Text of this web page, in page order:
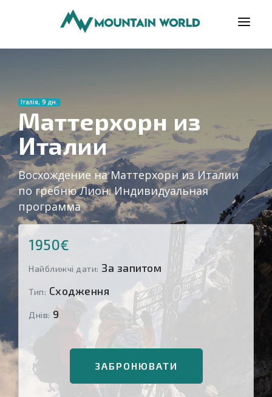
КОРИСНО
ПРО НАС
КОНТАКТИ
Італія, 9 дн.
Маттерхорн из
Италии
Восхождение на Маттерхорн из Италии
по гребню Лион. Индивидуальная
программа
1950€
Найближчі дати: За запитом
Тип: Сходження
Днів: 9
ЗАБРОНЮВАТИ